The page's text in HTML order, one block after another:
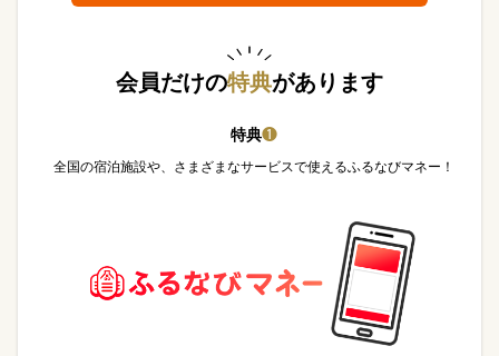
会員だけの特典があります
特典❶
全国の宿泊施設や、さまざまなサービスで使えるふるなびマネー！